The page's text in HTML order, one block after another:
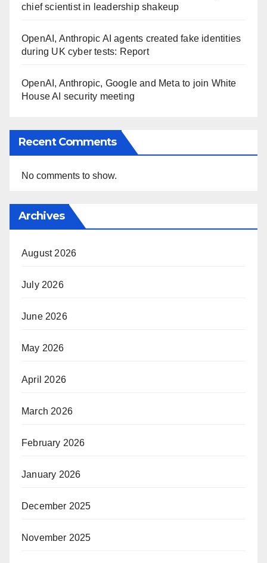
chief scientist in leadership shakeup
OpenAI, Anthropic AI agents created fake identities
during UK cyber tests: Report
OpenAI, Anthropic, Google and Meta to join White
House AI security meeting
Recent Comments
No comments to show.
Archives
August 2026
July 2026
June 2026
May 2026
April 2026
March 2026
February 2026
January 2026
December 2025
November 2025